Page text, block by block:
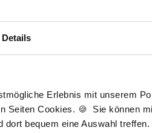
Details
Erlebnis mit unserem
Seiten Cookies. 🍪 Sie können
bequem eine Auswahl treffen.
Post oder E-Mail ab.
BEI UNSEREN KUNDEN